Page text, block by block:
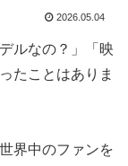
2026.05.04
ルなの？」「映
たことはありま
界中のファンを